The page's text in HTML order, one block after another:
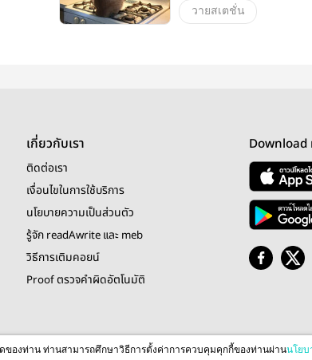
วายสเตชั่น
เกี่ยวกับเรา
ติดต่อเรา
เงื่อนไขในการใช้บริการ
นโยบายความเป็นส่วนตัว
รู้จัก readAwrite และ meb
วิธีการเติมคอยน์
Proof ตรวจคำผิดอัตโนมัติ
by MEB Corporation Public Company Limited
and the Google
ของท่าน ท่านสามารถศึกษาวิธีการตั้งค่าการควบคุมคุกกี้ของท่านผ่านนโยบ